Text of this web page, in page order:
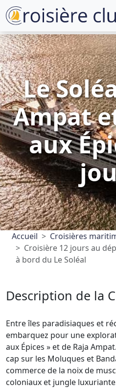
Le
Ampat
aux
Accueil Croisières
Croisière 12 jours au
à bord du Le Soléal
Description de la
Entre îles paradisiaques et
embarquez pour une
aux Épices » et de Raja
cap sur les Moluques et
commerce de la noix de
coloniaux et jungle